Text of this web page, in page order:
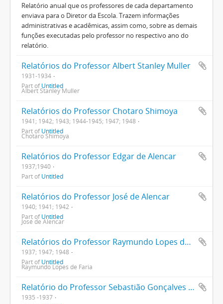
Relatório anual que os professores de cada departamento
enviava para o Diretor da Escola. Trazem informações
administrativas e acadêmicas, assim como, sobre as demais
funções executadas pelo professor no respectivo ano do
relatório.
Relatórios do Professor Albert Stanley Muller
1931-1934
Part ofUntitled
Albert Stanley Muller
Relatórios do Professor Chotaro Shimoya
1941; 1942; 1943; 1944-1945; 1947; 1948
Part ofUntitled
Chotaro Shimoya
Relatórios do Professor Edgar de Alencar
1937;1940
Part ofUntitled
Relatórios do Professor José de Alencar
1940; 1941; 1942
Part ofUntitled
José de Alencar
Relatórios do Professor Raymundo Lopes de Faria
1937; 1947; 1948
Part ofUntitled
Raymundo Lopes de Faria
Relatório do Professor Sebastião Gonçalves da Silva
1935 -1937